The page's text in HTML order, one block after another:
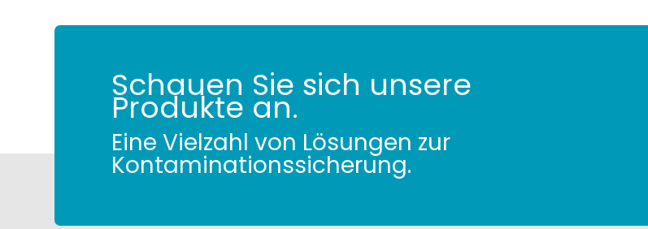
Schauen Sie sich unsere
Produkte an.
Eine Vielzahl von Lösungen zur
Kontaminationssicherung.